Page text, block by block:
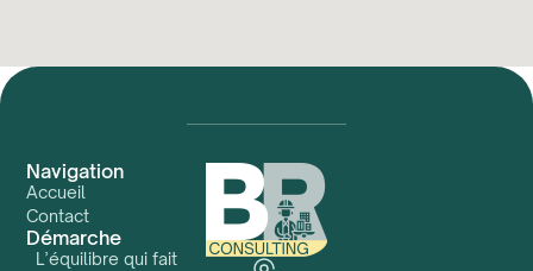
Navigation
Accueil
Contact
Démarche
L’équilibre qui fait